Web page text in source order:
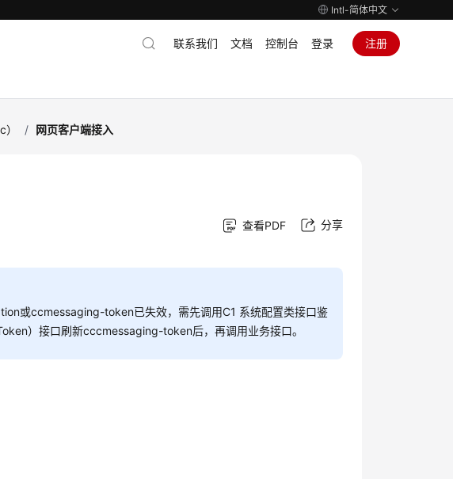
Intl-简体中文
联系我们 文档 控制台 登录 注册
/ 网页客户端接入
查看PDF 分享
或ccmessaging-token已失效，需先调用C1 系统配置类接口鉴
）接口刷新cccmessaging-token后，再调用业务接口。